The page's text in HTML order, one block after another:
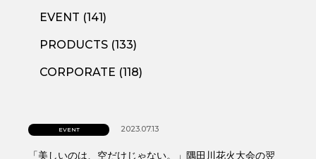
EVENT (141)
PRODUCTS (133)
CORPORATE (118)
EVENT 2023.07.13
「美しいのは、空だけじゃない。」隅田川花火大会の翌